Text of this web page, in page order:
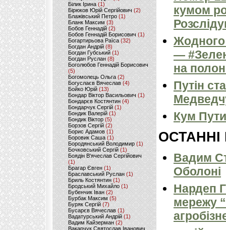
Білик Ірина (1)
Бірюков Юрій Сергійович (2)
Блажівський Петро (1)
Бланк Максим(3)
Бобов Геннадій (2)
Бобов Геннадій Борисович (1)
Богартирьова Раїса (32)
Богдан Андрій(8)
Богдан Губський (1)
Богдан Руслан(8)
Боголюбов Геннадій Борисович
(5)
Богомолець Ольга (2)
Богуслаєв Вячеслав (4)
Бойко Юрій (13)
Бондар Віктор Васильович (1)
Бондарєв Костянтин (4)
Бондарчук Сергій(1)
Бондик Валерій (1)
Бондик Віктор(5)
Борзов Сергiй (2)
Борис Адамов(1)
Боровик Саша (1)
Бородянський Володимир (1)
Бочковський Сергій (1)
Боядін В'ячеслав Сергійович
(1)
Брагар Євген (1)
Браславський Руслан (1)
Бриль Костянтин (1)
Бродський Михайло (1)
Бубенчик Іван(2)
Бурбак Максим (5)
Буряк Сергій (7)
Бусарєв Вячеслав (1)
Вадатурський Андрій (1)
Вадим Кайзерман (2)
Вакарчук Святослав Іванович
кумом
Жодного
—
на
Путін
Кум
ОСТАННІ
Вадим
Оболоні
Нардеп
мережу